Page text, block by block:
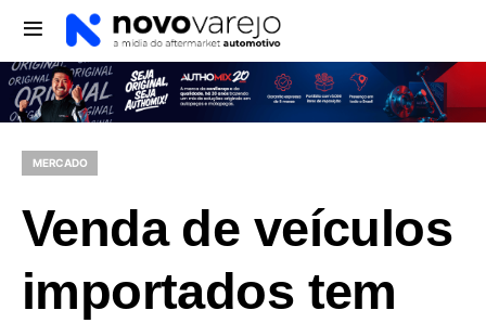
MERCADO
Venda de veículos
importados tem